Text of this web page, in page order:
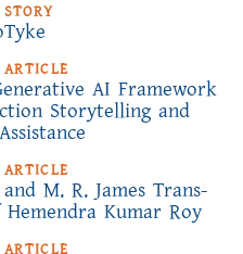
AI Framework
Storytelling and
M. R. James Trans-
Kumar Roy